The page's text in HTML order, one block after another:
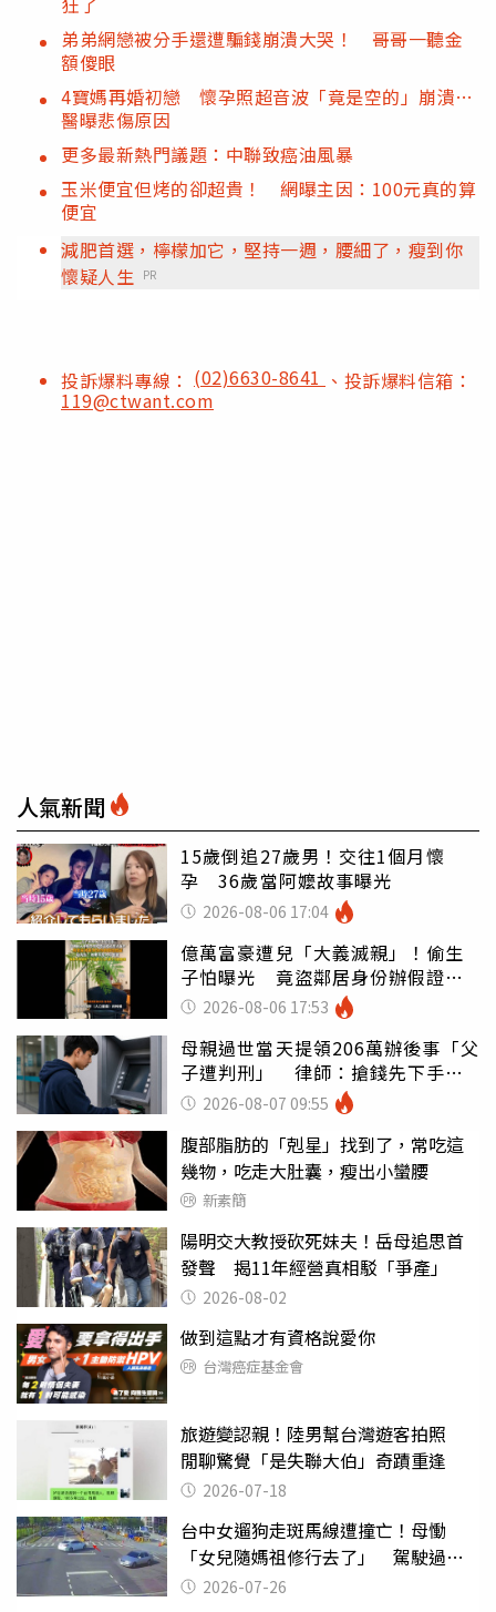
弟弟網戀被分手還遭騙錢崩潰大哭！ 哥哥一聽金
額傻眼
4寶媽再婚初戀 懷孕照超音波「竟是空的」崩潰…
醫曝悲傷原因
更多最新熱門議題：中聯致癌油風暴
玉米便宜但烤的卻超貴！ 網曝主因：100元真的算
便宜
減肥首選，檸檬加它，堅持一週，腰細了，瘦到你
懷疑人生 PR
投訴爆料專線： (02)6630-8641 、投訴爆料信箱：
119@ctwant.com
人氣新聞
15歲倒追27歲男！交往1個月懷
孕 36歲當阿嬤故事曝光
2026-08-06 17:04
億萬富豪遭兒「大義滅親」！偷生
子怕曝光 竟盜鄰居身份辦假證落
戶 2026-08-06 17:53
母親過世當天提領206萬辦後事「父
子遭判刑」 律師：搶錢先下手是
罪 2026-08-07 09:55
腹部脂肪的「剋星」找到了，常吃這
幾物，吃走大肚囊，瘦出小蠻腰
新素簡
陽明交大教授砍死妹夫！岳母追思首
發聲 揭11年經營真相駁「爭產」
2026-08-02
做到這點才有資格說愛你
台灣癌症基金會
旅遊變認親！陸男幫台灣遊客拍照
閒聊驚覺「是失聯大伯」奇蹟重逢
2026-07-18
台中女遛狗走斑馬線遭撞亡！母慟
「女兒隨媽祖修行去了」 駕駛過失
致死判9月
2026-07-26